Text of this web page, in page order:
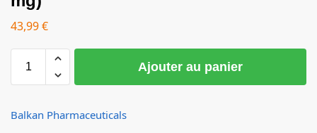
43,99€
Ajouter au panier
Balkan Pharmaceuticals